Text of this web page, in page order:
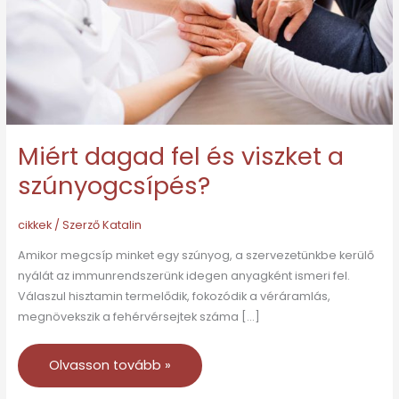
Miért dagad fel és viszket a
szúnyogcsípés?
cikkek/ SzerzőKatalin
Amikor megcsíp minket egy szúnyog, a szervezetünkbe kerülő
nyálát az immunrendszerünk idegen anyagként ismeri fel.
Válaszul hisztamin termelődik, fokozódik a véráramlás,
megnövekszik a fehérvérsejtek száma […]
szúnyogcsípés?
Olvasson tovább »